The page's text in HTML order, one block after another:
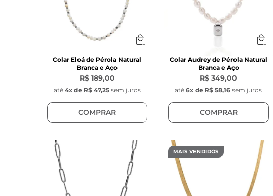
Colar Eloá de Pérola Natural
Branca e Aço
R$ 189,00
até 4x de R$ 47,25 sem juros
COMPRAR
Colar Audrey de Pérola Natural
Branca e Aço
R$ 349,00
até 6x de R$ 58,16 sem juros
COMPRAR
MAIS VENDIDOS